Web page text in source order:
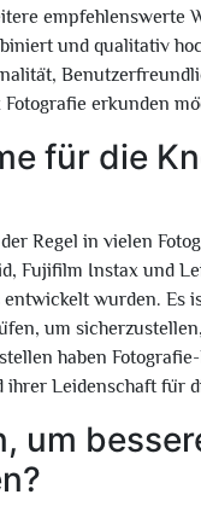
empfehlenswerte
und qualitativ
erkunden
für die
Regel in vielen
Fujifilm Instax und
wurden. Es
um
haben
Leidenschaft für
um